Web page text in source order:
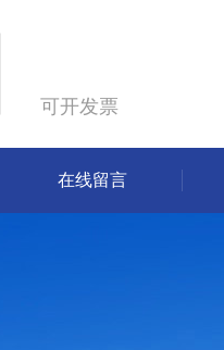
可开发票
在线留言